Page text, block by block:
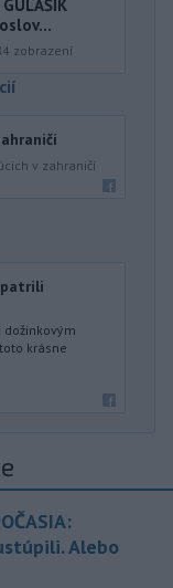
GULÁŠIK
zobrazení
v zahraničí
patrili
krásne
Alebo